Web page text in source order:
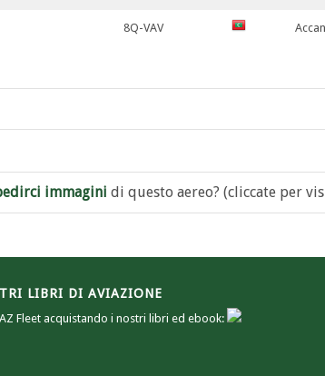
8Q-VAV
immagini di questo aereo? (cliccate per
LIBRI DI AVIAZIONE
Fleet acquistando i nostri libri ed ebook: